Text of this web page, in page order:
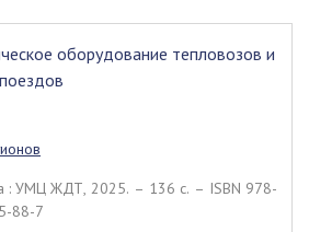
оборудование тепловозов и
: УМЦ ЖДТ, 2025. – 136 c. – ISBN 978-
88-7